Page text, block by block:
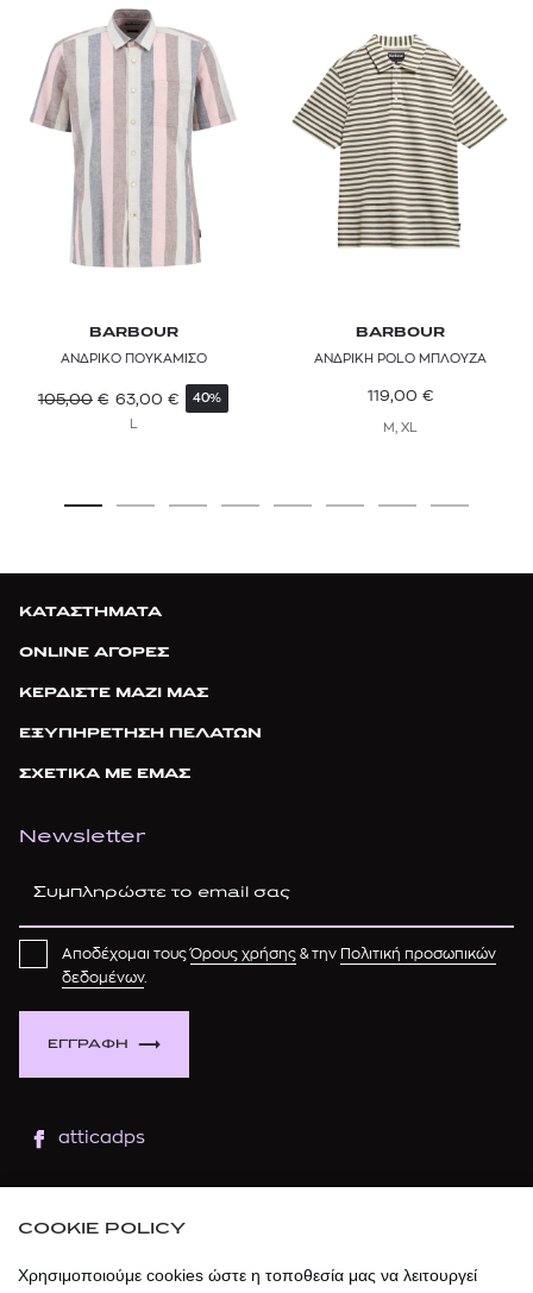
BARBOUR
ΑΝΔΡΙΚΟ ΠΟΥΚΑΜΙΣΟ
105,00 € 63,00 € 40%
L
BARBOUR
ΑΝΔΡΙΚΗ POLO ΜΠΛΟΥΖΑ
119,00 €
M, XL
ΚΑΤΑΣΤΗΜΑΤΑ
ONLINE ΑΓΟΡΕΣ
ΚΕΡΔΙΣΤΕ ΜΑΖΙ ΜΑΣ
ΕΞΥΠΗΡΕΤΗΣΗ ΠΕΛΑΤΩΝ
ΣΧΕΤΙΚΑ ΜΕ ΕΜΑΣ
Newsletter
ΕΓΓΡΑΦΗ
Αποδέχομαι τουςΌρους χρήσης & την
Πολιτική προσωπικών
δεδομένων.
atticadps
atticadps
COOKIE POLICY
Χρησιμοποιούμε cookies ώστε η τοποθεσία μας να λειτουργεί